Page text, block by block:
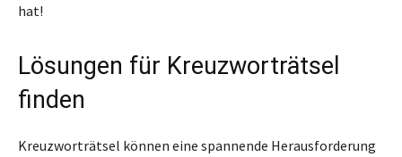
hat!
Lösungen für Kreuzworträtsel
finden
Kreuzworträtsel können eine spannende Herausforderung